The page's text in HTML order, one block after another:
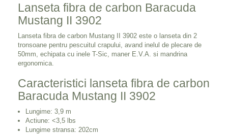
Lanseta fibra de carbon Baracuda
Mustang II 3902
Lanseta fibra de carbon Mustang II 3902 este o lanseta din 2
tronsoane pentru pescuitul crapului, avand inelul de plecare de
50mm, echipata cu inele T-Sic, maner E.V.A. si mandrina
ergonomica.
Caracteristici lanseta fibra de carbon
Baracuda Mustang II 3902
Lungime: 3,9 m
Actiune: <3,5 lbs
Lungime stransa: 202cm